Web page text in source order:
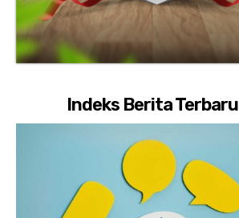
Indeks Berita Terbaru